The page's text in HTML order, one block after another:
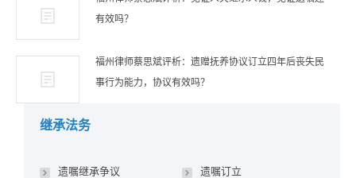
有效吗？
福州律师蔡思斌评析：遗赠抚养协议订立四年后丧失民
事行为能力，协议有效吗？
继承法务
遗嘱继承争议 遗嘱订立